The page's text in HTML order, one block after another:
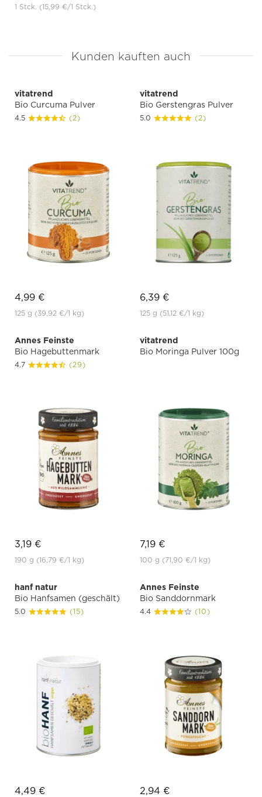
1 Stck. (15,99 €/1 Stck.)
Kunden kauften auch
vitatrend
Bio Curcuma Pulver
4.5 (2)
4,99 €
125 g (39,92 €/1 kg)
vitatrend
Bio Gerstengras Pulver
5.0 (2)
6,39 €
125 g (51,12 €/1 kg)
Annes Feinste
Bio Hagebuttenmark
4.7 (29)
3,19 €
190 g (16,79 €/1 kg)
vitatrend
Bio Moringa Pulver 100g
7,19 €
100 g (71,90 €/1 kg)
hanf natur
Bio Hanfsamen (geschält)
5.0 (15)
4,49 €
Annes Feinste
Bio Sanddornmark
4.4 (10)
2,94 €